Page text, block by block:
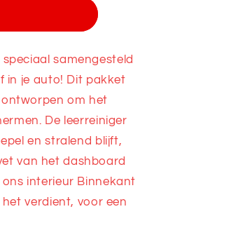
samengesteld
in je auto! Dit pakket
om het
De leerreiniger
en stralend blijft,
van het dashboard
interieur Binnekant
verdient, voor een